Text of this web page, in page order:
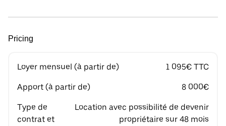
Pricing
Loyer mensuel (à partir de) 1 095€ TTC
Apport (à partir de) 8 000€
Type de
contrat et
Location avec possibilité de devenir
propriétaire sur 48 mois